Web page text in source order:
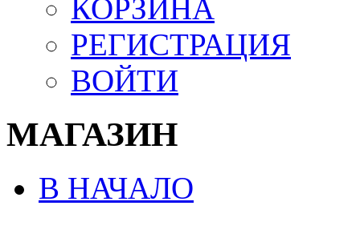
КОРЗИНА
РЕГИСТРАЦИЯ
ВОЙТИ
МАГАЗИН
В НАЧАЛО